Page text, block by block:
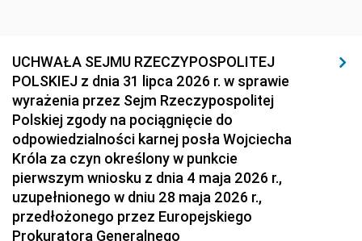
UCHWAŁA SEJMU RZECZYPOSPOLITEJ
POLSKIEJ z dnia 31 lipca 2026 r. w sprawie
wyrażenia przez Sejm Rzeczypospolitej
Polskiej zgody na pociągnięcie do
odpowiedzialności karnej posła Wojciecha
Króla za czyn określony w punkcie
pierwszym wniosku z dnia 4 maja 2026 r.,
uzupełnionego w dniu 28 maja 2026 r.,
przedłożonego przez Europejskiego
Prokuratora Generalnego